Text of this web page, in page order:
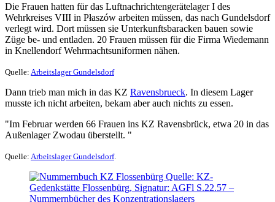
Die Frauen hatten für das Luftnachrichtengerätelager I des
Wehrkreises VIII in Płaszów arbeiten müssen, das nach Gundelsdorf
verlegt wird. Dort müssen sie Unterkunftsbaracken bauen sowie
Züge be- und entladen. 20 Frauen müssen für die Firma Wiedemann
in Knellendorf Wehrmachtsuniformen nähen.
Quelle: Arbeitslager Gundelsdorf
Dann trieb man mich in das KZ Ravensbrueck. In diesem Lager
musste ich nicht arbeiten, bekam aber auch nichts zu essen.
"Im Februar werden 66 Frauen ins KZ Ravensbrück, etwa 20 in das
Außenlager Zwodau überstellt. "
Quelle: Arbeitslager Gundelsdorf.